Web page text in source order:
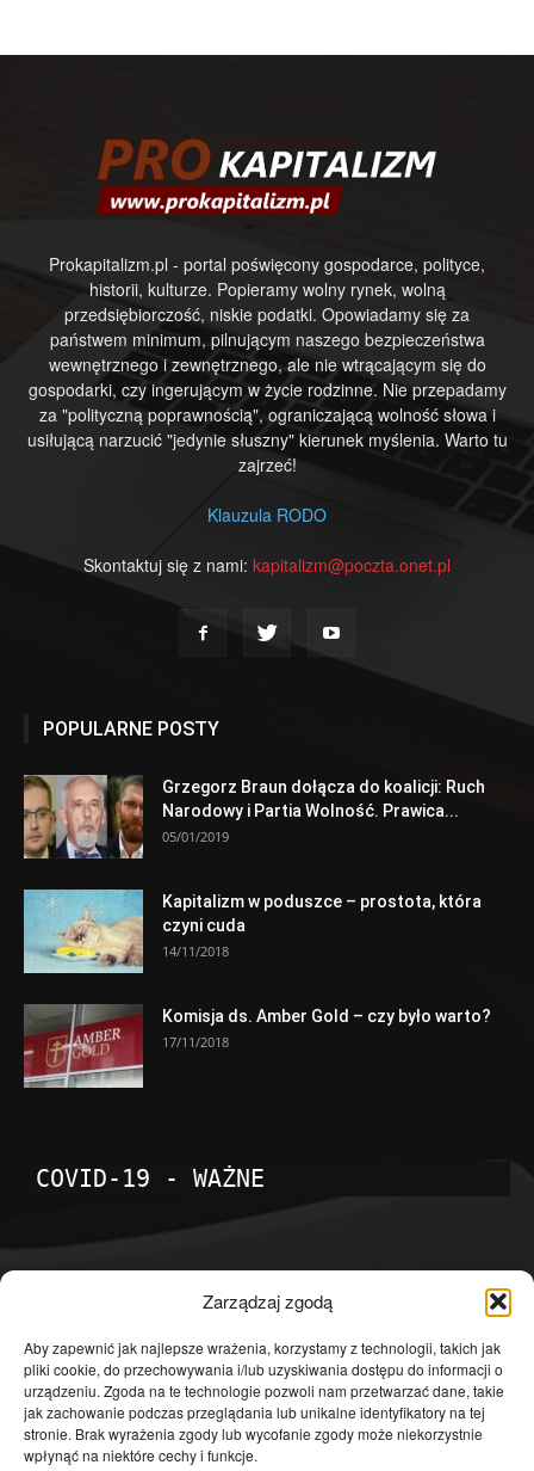
Zarządzaj zgodą
Aby zapewnić jak najlepsze wrażenia, korzystamy z technologii, takich jak
pliki cookie, do przechowywania i/lub uzyskiwania dostępu do informacji o
urządzeniu. Zgoda na te technologie pozwoli nam przetwarzać dane, takie
jak zachowanie podczas przeglądania lub unikalne identyfikatory na tej
stronie. Brak wyrażenia zgody lub wycofanie zgody może niekorzystnie
wpłynąć na niektóre cechy i funkcje.
Prokapitalizm.pl - portal poświęcony gospodarce, polityce,
historii, kulturze. Popieramy wolny rynek, wolną
przedsiębiorczość, niskie podatki. Opowiadamy się za
państwem minimum, pilnującym naszego bezpieczeństwa
wewnętrznego i zewnętrznego, ale nie wtrącającym się do
gospodarki, czy ingerującym w życie rodzinne. Nie przepadamy
za "polityczną poprawnością", ograniczającą wolność słowa i
usiłującą narzucić "jedynie słuszny" kierunek myślenia. Warto tu
zajrzeć!
Klauzula RODO
Skontaktuj się z nami: kapitalizm@poczta.onet.pl
POPULARNE POSTY
Grzegorz Braun dołącza do koalicji: Ruch
Narodowy i Partia Wolność. Prawica...
05/01/2019
Kapitalizm w poduszce – prostota, która
czyni cuda
14/11/2018
Komisja ds. Amber Gold – czy było warto?
17/11/2018
COVID-19 - WAŻNE
Temat dnia
4601
Publicystyka
4363
Polityka
3639
Polska